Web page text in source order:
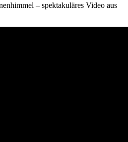
– spektakuläres Video aus